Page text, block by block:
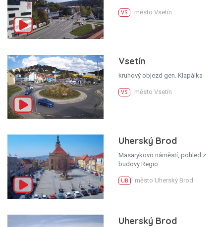
VS město Vsetín
Vsetín
kruhový objezd gen. Klapálka
VS město Vsetín
Uherský Brod
Masarykovo náměstí, pohled z
budovy Regio
UB město Uherský Brod
Uherský Brod